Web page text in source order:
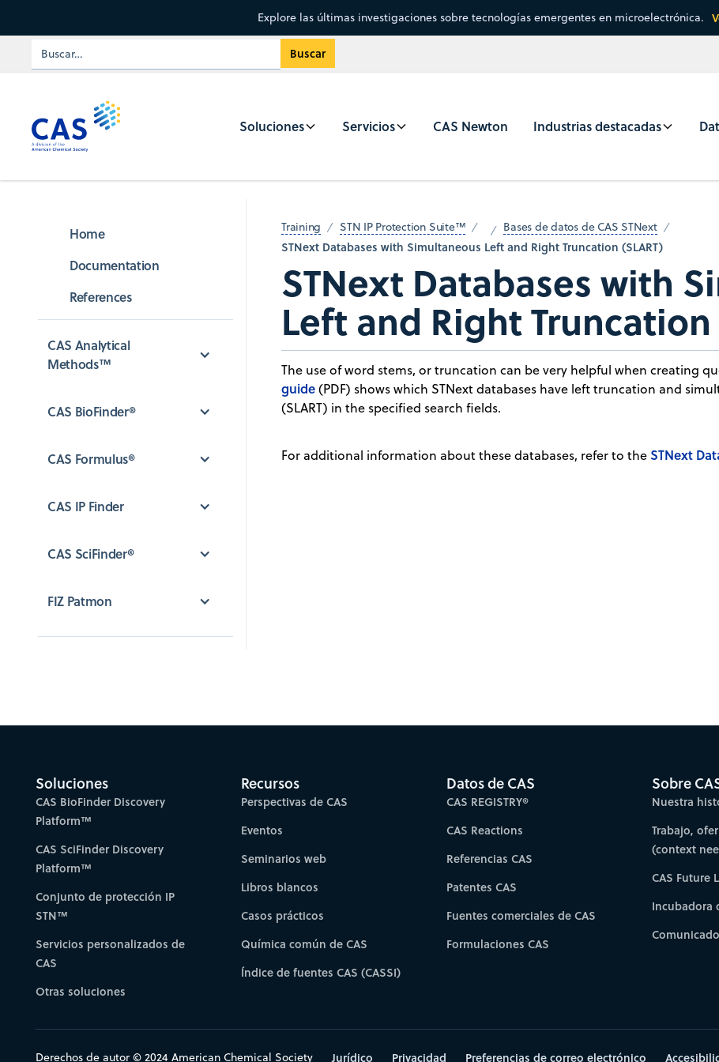
Explore las últimas investigaciones sobre tecnologías emergentes en microelectrónica.
Soluciones Servicios CAS Newton Industrias destacadas
Home
Documentation
References
CAS Analytical
Methods™
CAS BioFinder®
CAS Formulus®
CAS IP Finder
CAS SciFinder®
FIZ Patmon
Training STN IP Protection Suite™ Bases de datos de CAS STNext
STNext Databases with Simultaneous Left and Right Truncation (SLART)
STNext Databases with
Left and Right Truncation
The use of word stems, or truncation can be very helpful when creating
guide(PDF) shows which STNext databases have left truncation and
(SLART) in the specified search fields.
For additional information about these databases, refer to theSTNext
Soluciones
CAS BioFinder Discovery
Platform™
CAS SciFinder Discovery
Platform™
Conjunto de protección IP
STN™
Servicios personalizados de
CAS
Otras soluciones
Recursos
Perspectivas de CAS
Eventos
Seminarios web
Libros blancos
Casos prácticos
Química común de CAS
Índice de fuentes CAS (CASSI)
Datos de CAS
CAS REGISTRY®
CAS Reactions
Referencias CAS
Patentes CAS
Fuentes comerciales de CAS
Formulaciones CAS
Sobre
Nuestra
Trabajo,
(context
CAS Future
Incubadora
Derechos de autor © 2024 American Chemical Society Jurídico Privacidad Preferencias de correo electrónico